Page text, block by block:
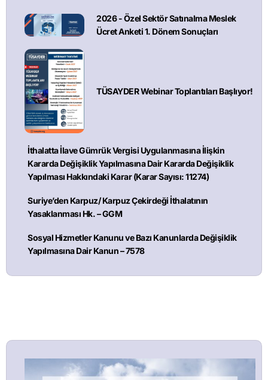
2026 - Özel Sektör Satınalma Meslek
Ücret Anketi 1. Dönem Sonuçları
TÜSAYDER Webinar Toplantıları Başlıyor!
İthalatta İlave Gümrük Vergisi Uygulanmasına İlişkin
Kararda Değişiklik Yapılmasına Dair Kararda Değişiklik
Yapılması Hakkındaki Karar (Karar Sayısı: 11274)
Suriye’den Karpuz/ Karpuz Çekirdeği İthalatının
Yasaklanması Hk. – GGM
Sosyal Hizmetler Kanunu ve Bazı Kanunlarda Değişiklik
Yapılmasına Dair Kanun – 7578